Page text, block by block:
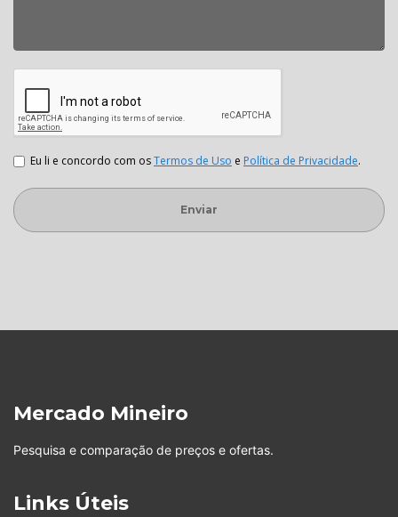
Eu li e concordo com osTermos de Uso e Política de Privacidade.
Enviar
Mercado Mineiro
Pesquisa e comparação de preços e ofertas.
Links Úteis